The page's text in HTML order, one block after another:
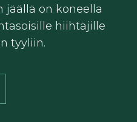
jäällä on koneella
hiihtäjille
tyyliin.